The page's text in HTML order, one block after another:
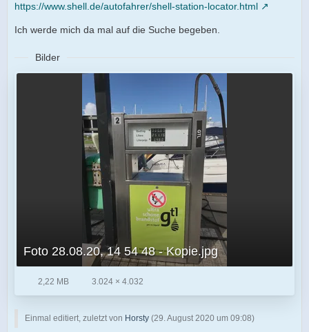
https://www.shell.de/autofahrer/shell-station-locator.html
Ich werde mich da mal auf die Suche begeben.
Bilder
Foto 28.08.20, 14 54 48 - Kopie.jpg
2,22 MB 3.024 × 4.032
Einmal editiert, zuletzt von Horsty (29. August 2020 um 09:08)